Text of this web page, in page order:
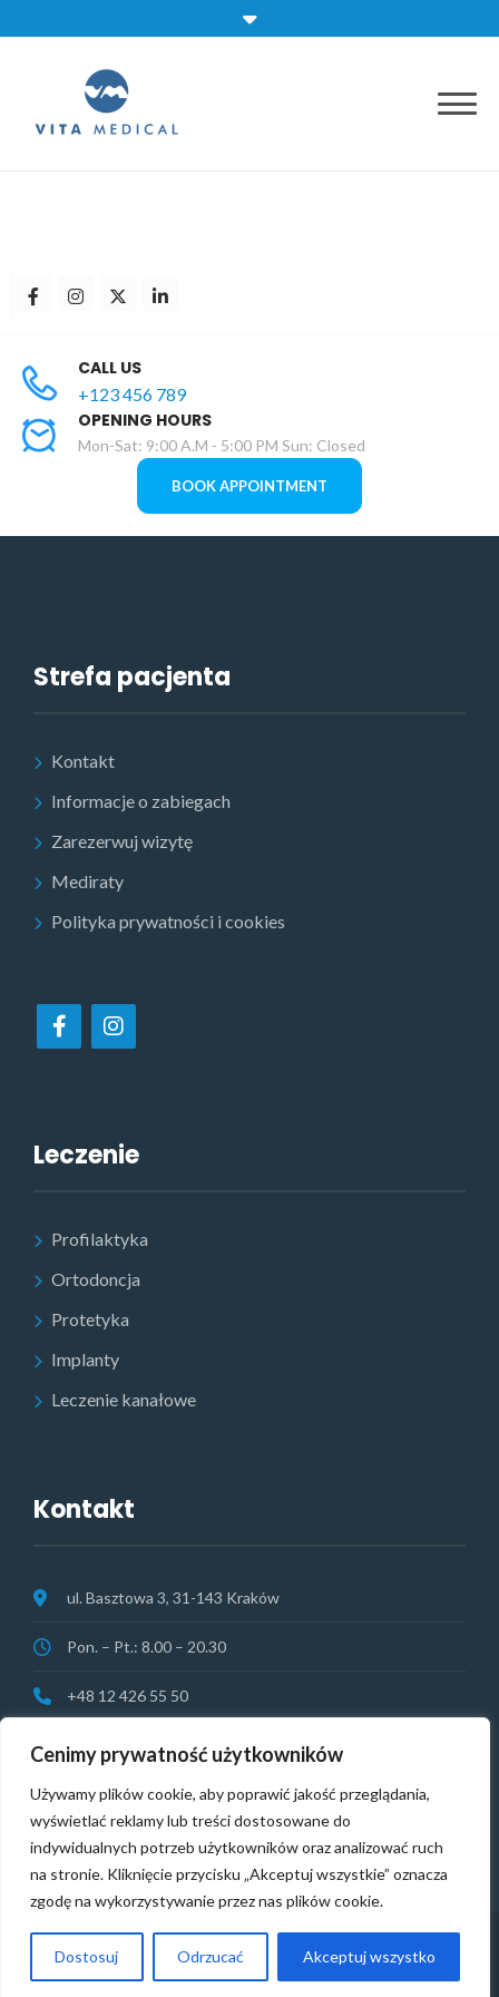
Cenimy prywatność użytkowników
Używamy plików cookie, aby poprawić jakość przeglądania,
wyświetlać reklamy lub treści dostosowane do
indywidualnych potrzeb użytkowników oraz analizować ruch
na stronie. Kliknięcie przycisku „Akceptuj wszystkie” oznacza
zgodę na wykorzystywanie przez nas plików cookie.
Dostosuj Odrzucać Akceptuj wszystko
CALL US
+123 456 789
OPENING HOURS
Mon-Sat: 9:00 A.M - 5:00 PM Sun: Closed
BOOK APPOINTMENT
Strefa pacjenta
Kontakt
Informacje o zabiegach
Zarezerwuj wizytę
Mediraty
Polityka prywatności i cookies
Leczenie
Profilaktyka
Ortodoncja
Protetyka
Implanty
Leczenie kanałowe
Kontakt
ul. Basztowa 3, 31-143 Kraków
Pon. – Pt.: 8.00 – 20.30
+48 12 426 55 50
rejestracja@vitamedical.pl
NAGŁY PRZYPADEK:+48 513 074 364
Copyright © VitaMedical